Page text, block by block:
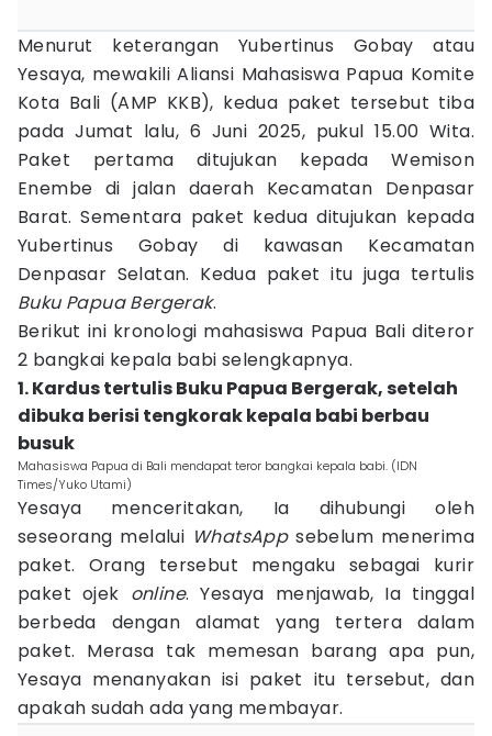
Menurut keterangan Yubertinus Gobay atau
Yesaya, mewakili Aliansi Mahasiswa Papua Komite
Kota Bali (AMP KKB), kedua paket tersebut tiba
pada Jumat lalu, 6 Juni 2025, pukul 15.00 Wita.
Paket pertama ditujukan kepada Wemison
Enembe di jalan daerah Kecamatan Denpasar
Barat. Sementara paket kedua ditujukan kepada
Yubertinus Gobay di kawasan Kecamatan
Denpasar Selatan. Kedua paket itu juga tertulis
Buku Papua Bergerak.
Berikut ini kronologi mahasiswa Papua Bali diteror
2 bangkai kepala babi selengkapnya.
1. Kardus tertulis Buku Papua Bergerak, setelah
dibuka berisi tengkorak kepala babi berbau
busuk
Mahasiswa Papua di Bali mendapat teror bangkai kepala babi. (IDN
Times/Yuko Utami)
Yesaya menceritakan, Ia dihubungi oleh
seseorang melalui WhatsAppsebelum menerima
paket. Orang tersebut mengaku sebagai kurir
paket ojek online. Yesaya menjawab, Ia tinggal
berbeda dengan alamat yang tertera dalam
paket. Merasa tak memesan barang apa pun,
Yesaya menanyakan isi paket itu tersebut, dan
apakah sudah ada yang membayar.